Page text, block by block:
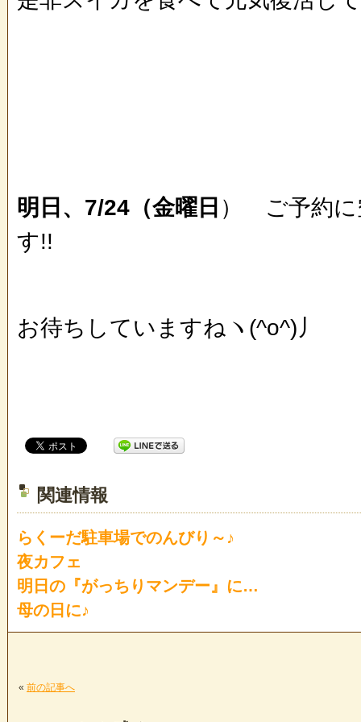
明日、7/24（金曜日 ） ご予約に
す!!
お待ちしていますねヽ(^o^)丿
関連情報
らくーだ駐車場でのんびり～♪
夜カフェ
明日の『がっちりマンデー』に…
母の日に♪
« 前の記事へ